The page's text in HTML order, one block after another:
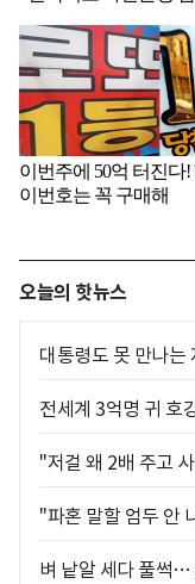
오늘의 핫뉴스
대통령도 못 만나
전세계 3억명 귀 호
"저걸 왜 2배 주고
"파혼 말할 엄두 안
벼 낱알 세다 풀썩…